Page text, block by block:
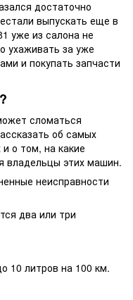
достаточно
выпускать еще в
уже из салона не
ухаживать за уже
и покупать запчасти
сломаться
об самых
о том, на какие
владельцы этих машин.
неисправности
два или три
10 литров на 100 км.